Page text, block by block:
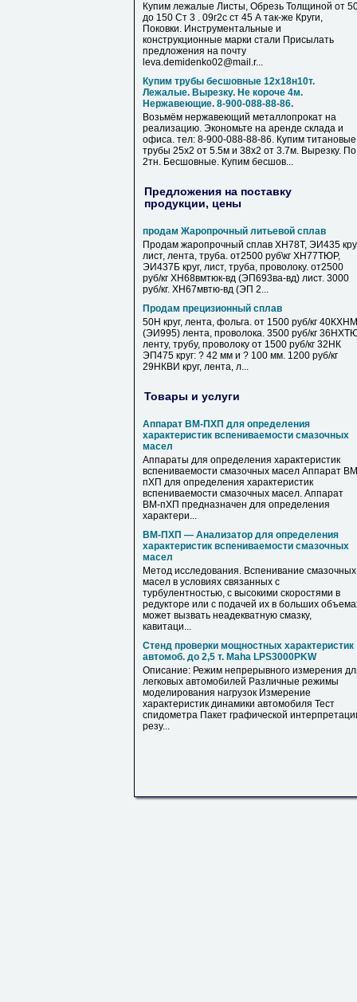
Купим лежалые Листы, Обрезь Толщиной от
до 150 Ст 3 . 09г2с ст 45 А так-же Круги,
Поковки. Инструментальные и
конструкционные марки стали Присылать
предложения на почту
leva.demidenko02@mail.r...
Купим трубы бесшовные 12х18н10т.
Лежалые. Вырезку. Не короче 4м.
Нержавеющие. 8-900-088-88-86.
Возьмём нержавеющий металлопрокат на
реализацию. Экономьте на аренде склада и
офиса. тел: 8-900-088-88-86. Купим титановые
трубы 25х2 от 5.5м и 38х2 от 3.7м. Вырезку. По
2тн. Бесшовные. Купим бесшов...
Предложения на поставку
продукции, цены
продам Жаропрочный литьевой сплав
Продам жаропрочный сплав ХН78Т, ЭИ435
лист, лента, труба. от2500 руб\кг ХН77ТЮР,
ЭИ437Б круг, лист, труба, проволоку. от2500
руб/кг ХН68вмтюк-вд (ЭП693ва-вд) лист. 3000
руб/кг. ХН67мвтю-вд (ЭП 2...
Продам прецизионный сплав
50Н круг, лента, фольга. от 1500 руб/кг 40КХНМ
(ЭИ995) лента, проволока. 3500 руб/кг
ленту, трубу, проволоку от 1500 руб/кг 32НК
ЭП475 круг: ? 42 мм и ? 100 мм. 1200 руб/кг
29НКВИ круг, лента, л...
Товары и услуги
Аппарат ВМ-ПХП для определения
характеристик вспениваемости смазочных
масел
Аппараты для определения характеристик
вспениваемости смазочных масел Аппарат
пХП для определения характеристик
вспениваемости смазочных масел. Аппарат
ВМ-пХП предназначен для определения
характери...
ВМ-ПХП — Анализатор для определения
характеристик вспениваемости смазочных
масел
Метод исследования. Вспенивание смазочных
масел в условиях связанных с
турбулентностью, с высокими скоростями в
редукторе или с подачей их в больших
может вызвать неадекватную смазку,
кавитаци...
Стенд проверки мощностных характеристик
автомоб. до 2,5 т. Maha LPS3000PKW
Описание: Режим непрерывного измерения
легковых автомобилей Различные режимы
моделирования нагрузок Измерение
характеристик динамики автомобиля Тест
спидометра Пакет графической
резу...